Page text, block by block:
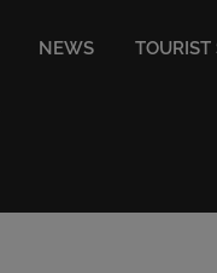
NEWS TOURIST